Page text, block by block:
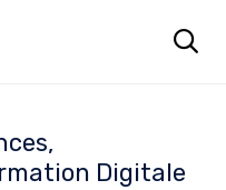

Digitale